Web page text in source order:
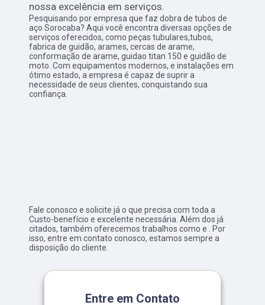
nossa excelência em serviços.
Pesquisando por empresa que faz dobra de tubos de
aço Sorocaba? Aqui você encontra diversas opções de
serviços oferecidos, como peças tubulares,tubos,
fabrica de guidão, arames, cercas de arame,
conformação de arame, guidao titan 150 e guidão de
moto. Com equipamentos modernos, e instalações em
ótimo estado, a empresa é capaz de suprir a
necessidade de seus clientes, conquistando sua
confiança.
Fale conosco e solicite já o que precisa com toda a
Custo-benefício e excelente necessária. Além dos já
citados, também oferecemos trabalhos como e . Por
isso, entre em contato conosco, estamos sempre a
disposição do cliente.
Entre em Contato